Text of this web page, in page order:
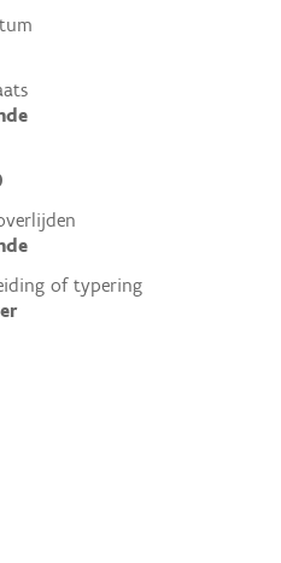
of typering